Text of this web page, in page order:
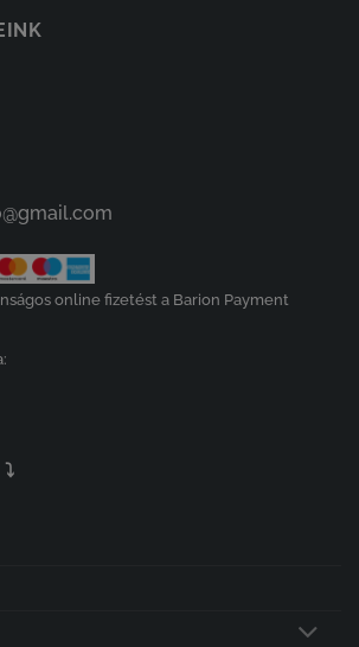
online fizetést a Barion Payment